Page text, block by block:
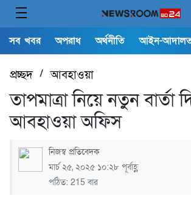
সব খবর অপরাধ অর্থনীতি আইন-
প্রচ্ছদ/আবহাওয়া
তাপমাত্রা নিয়ে নতুন বার্তা
আবহাওয়া অফিস
নিজস্ব প্রতিবেদক
মার্চ ২৫, ২০২৫ ১০:২৮ পূর্বাহ্ণ
পঠিত: 215 বার